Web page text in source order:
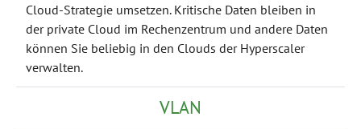
Cloud-Strategie umsetzen. Kritische Daten bleiben in
der private Cloud im Rechenzentrum und andere Daten
können Sie beliebig in den Clouds der Hyperscaler
verwalten.
VLAN